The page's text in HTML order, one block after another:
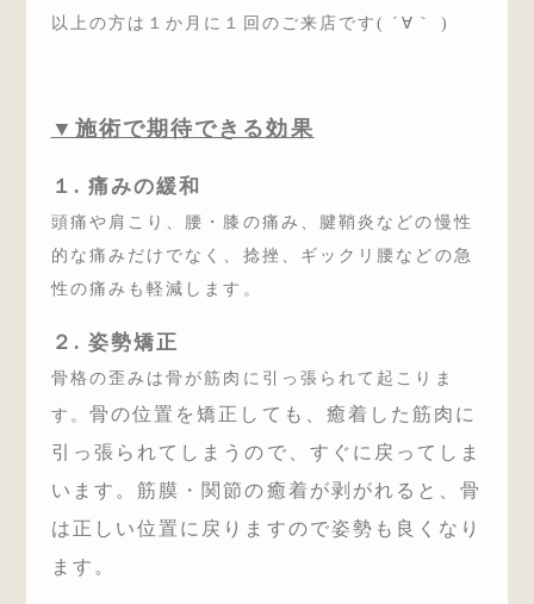
以上の方は１か月に１回のご来店です( ´∀｀ )
▼施術で期待できる効果
１. 痛みの緩和
頭痛や肩こり、腰・膝の痛み、腱鞘炎などの慢性
的な痛みだけでなく、捻挫、ギックリ腰などの急
性の痛みも軽減します。
２. 姿勢矯正
骨格の歪みは骨が筋肉に引っ張られて起こりま
す。 骨の位置を矯正しても、癒着した筋肉に
引っ張られてしまうので、すぐに戻ってしま
います。 筋膜・関節の癒着が剥がれると、骨
は正しい位置に戻りますので姿勢も良くなり
ます。